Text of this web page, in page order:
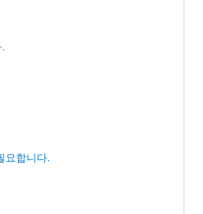
요합니다.